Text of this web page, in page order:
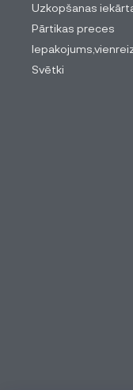
Uzkopšanas
Pārtikas preces
Svētki